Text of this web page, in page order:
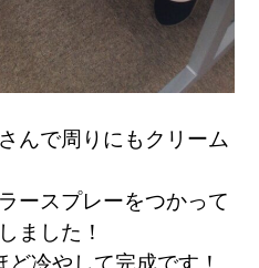
んで周りにもクリーム
ースプレーをつかって
ました！
冷やして完成です！